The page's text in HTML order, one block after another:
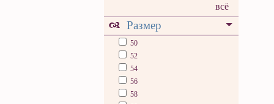
всё
Размер
50
52
54
56
58